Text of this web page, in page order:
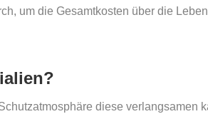
um die Gesamtkosten über die
diese verlangsamen